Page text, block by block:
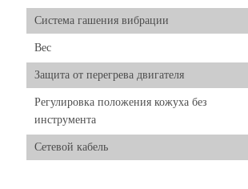
Система гашения вибрации
Вес
Защита от перегрева двигателя
Регулировка положения кожуха без
инструмента
Сетевой кабель